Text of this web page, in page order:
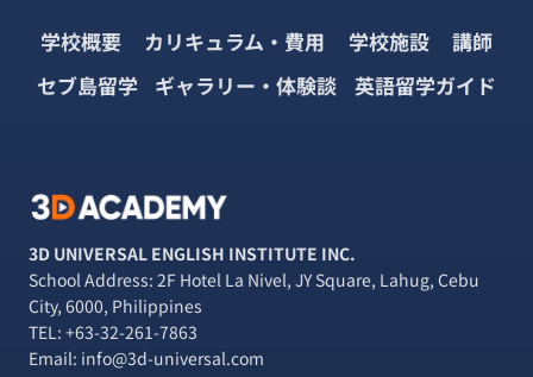
学校概要 カリキュラム・費用 学校施設
講師
セブ島留学 ギャラリー・体験談 英語留学ガイド
3D UNIVERSAL ENGLISH INSTITUTE INC.
School Address: 2F Hotel La Nivel, JY Square, Lahug, Cebu
City, 6000, Philippines
TEL: +63-32-261-7863
Email: info@3d-universal.com